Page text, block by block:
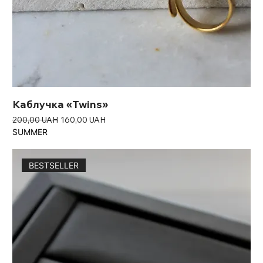
Каблучка «Twins»
Звичайна ціна
200,00 UAH За розпродажем
160,00 UAH
SUMMER
BESTSELLER